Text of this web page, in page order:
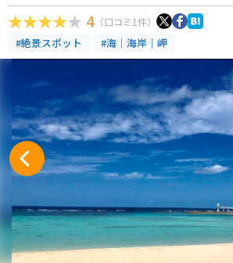
4 （口コミ1件）
#絶景スポット #海｜海岸｜岬